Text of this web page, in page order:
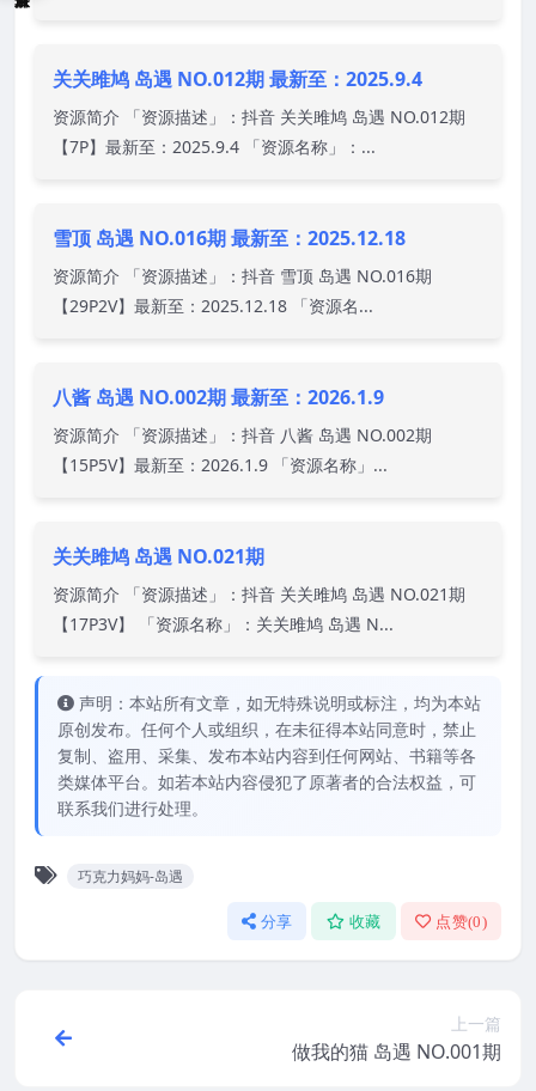
关关雎鸠 岛遇 NO.012期 最新至：2025.9.4
资源简介 「资源描述」：抖音 关关雎鸠 岛遇 NO.012期
【7P】最新至：2025.9.4 「资源名称」：...
雪顶 岛遇 NO.016期 最新至：2025.12.18
资源简介 「资源描述」：抖音 雪顶 岛遇 NO.016期
【29P2V】最新至：2025.12.18 「资源名...
八酱 岛遇 NO.002期 最新至：2026.1.9
资源简介 「资源描述」：抖音 八酱 岛遇 NO.002期
【15P5V】最新至：2026.1.9 「资源名称」...
关关雎鸠 岛遇 NO.021期
资源简介 「资源描述」：抖音 关关雎鸠 岛遇 NO.021期
【17P3V】 「资源名称」：关关雎鸠 岛遇 N...
声明：本站所有文章，如无特殊说明或标注，均为本站
原创发布。任何个人或组织，在未征得本站同意时，禁止
复制、盗用、采集、发布本站内容到任何网站、书籍等各
类媒体平台。如若本站内容侵犯了原著者的合法权益，可
联系我们进行处理。
巧克力妈妈-岛遇
分享 收藏 点赞(0)
上一篇
做我的猫 岛遇 NO.001期